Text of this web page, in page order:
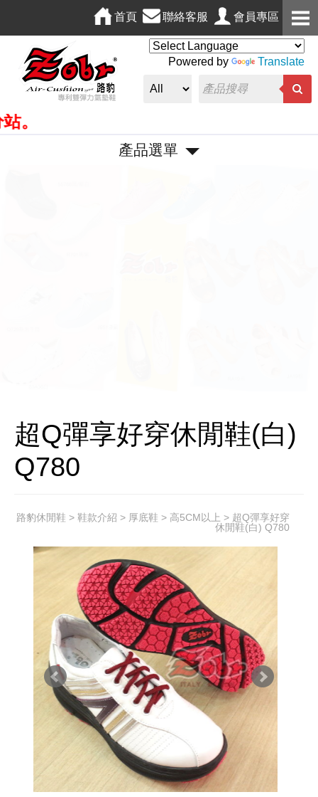
會員專區
聯絡客服
首頁
Powered by Translate
產品選單
超Q彈享好穿休閒鞋(白)
Q780
路豹休閒鞋 > 鞋款介紹 > 厚底鞋 > 高5CM以上 > 超Q彈享好穿
休閒鞋(白) Q780